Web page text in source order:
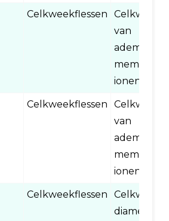
Celkweekflessen
van 75
ademende
Celkweekflessen
van
ademende
Celkweekflessen
diameter